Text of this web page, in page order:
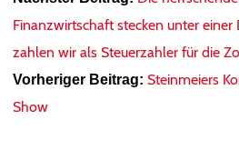
Finanzwirtschaft stecken unter einer
zahlen wir als Steuerzahler für die
Vorheriger Beitrag: Steinmeiers
Show